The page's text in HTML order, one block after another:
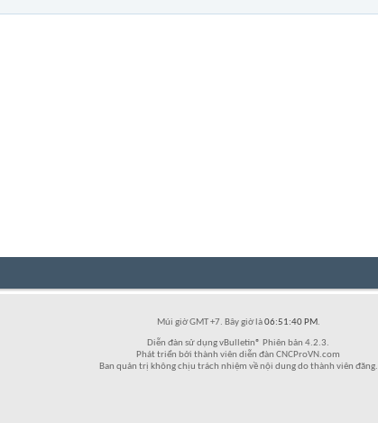
Múi giờ GMT +7. Bây giờ là06:51:40 PM.
Diễn đàn sử dụng vBulletin® Phiên bản 4.2.3.
Phát triển bởi thành viên diễn đàn CNCProVN.com
Ban quản trị không chịu trách nhiệm về nội dung do thành viên đăng.